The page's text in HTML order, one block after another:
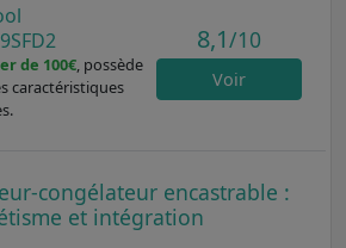
de 100€, possède
caractéristiques
8,1/10
Voir
congélateur encastrable :
et intégration